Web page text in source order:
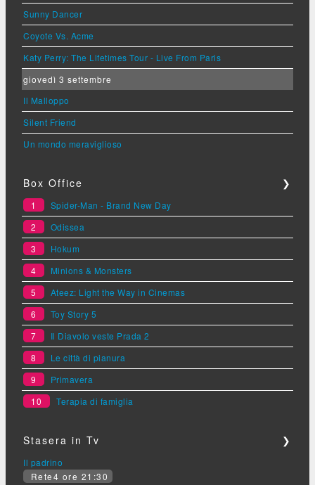
Sunny Dancer
Coyote Vs. Acme
Katy Perry: The Lifetimes Tour - Live From Paris
giovedì 3 settembre
Il Malloppo
Silent Friend
Un mondo meraviglioso
Box Office ❯
1
Spider-Man - Brand New Day
2
Odissea
3
Hokum
4
Minions & Monsters
5
Ateez: Light the Way in Cinemas
6
Toy Story 5
7
Il Diavolo veste Prada 2
8
Le città di pianura
9
Primavera
10
Terapia di famiglia
Stasera in Tv ❯
Il padrino
Rete4 ore 21:30